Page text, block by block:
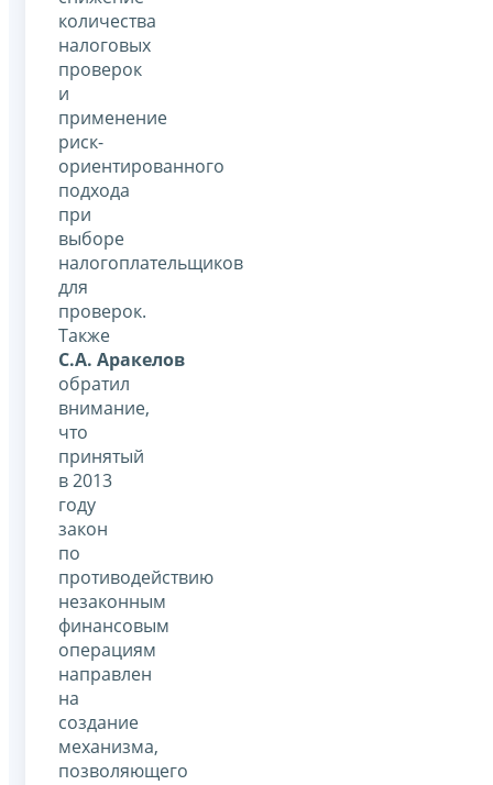
количества
налоговых
проверок
и
применение
риск-
ориентированного
подхода
при
выборе
налогоплательщиков
для
проверок.
Также
С.А. Аракелов
обратил
внимание,
что
принятый
в 2013
году
закон
по
противодействию
незаконным
финансовым
операциям
направлен
на
создание
механизма,
позволяющего